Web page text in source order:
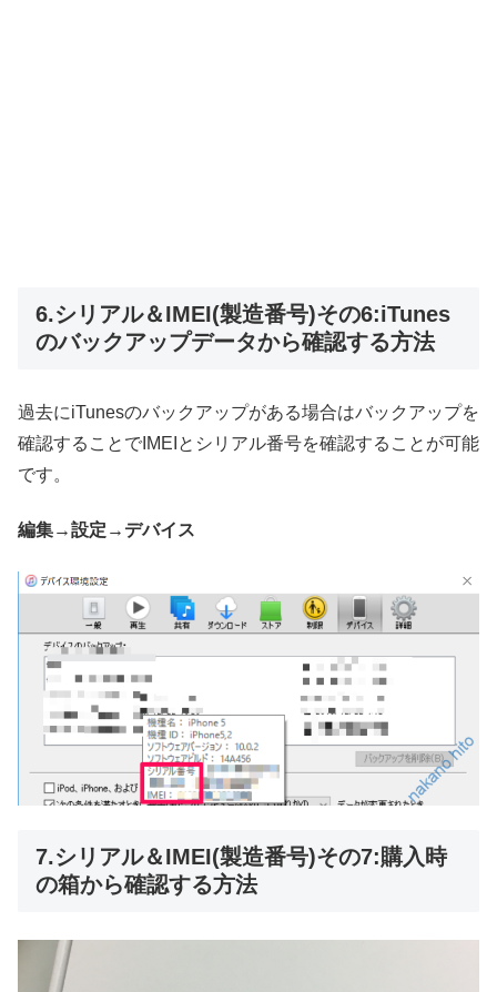
6.シリアル＆IMEI(製造番号)その6:iTunes
のバックアップデータから確認する方法
過去にiTunesのバックアップがある場合はバックアップを
確認することでIMEIとシリアル番号を確認することが可能
です。
編集→設定→デバイス
7.シリアル＆IMEI(製造番号)その7:購入時
の箱から確認する方法